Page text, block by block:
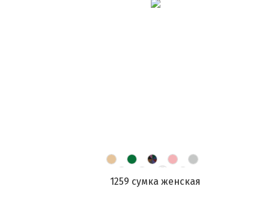
1259 сумка женская